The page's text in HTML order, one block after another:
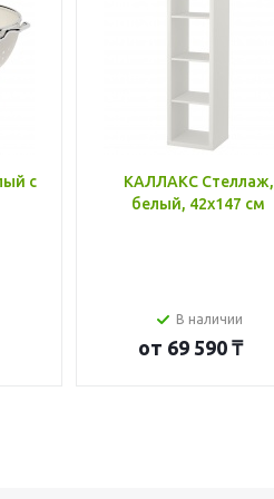
с
КАЛЛАКС Стеллаж,
белый, 42x147 см
В наличии
от 69 590 ₸